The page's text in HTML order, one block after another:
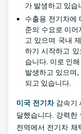
가 발생하고 있습
수출용 전기차에
준의 수요로 이어
고 있으며 국내
하기 시작하고
습니다. 이로 인
발생하고 있으며
되고 있습니다.
미국 전기차감속기
달했습니다. 강력
전역에서 전기차 채